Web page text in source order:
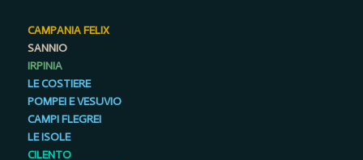
CAMPANIA FELIX
SANNIO
IRPINIA
LE COSTIERE
POMPEI E VESUVIO
CAMPI FLEGREI
LE ISOLE
CILENTO